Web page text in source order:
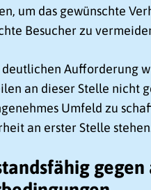
um das gewünschte
Besucher zu
Aufforderung
an dieser Stelle nicht
Umfeld zu
an erster Stelle
gegen